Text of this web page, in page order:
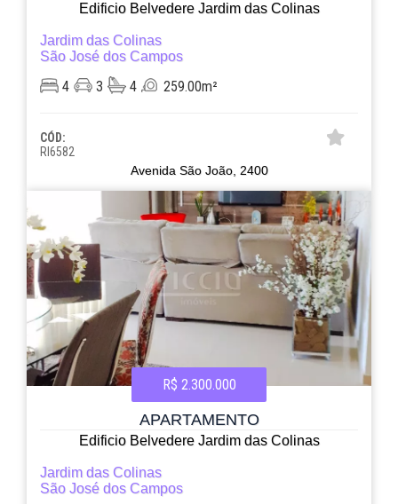
Edificio Belvedere Jardim das Colinas
Jardim das Colinas
São José dos Campos
4 3 4 259.00m²
CÓD:
RI6582
Avenida São João, 2400
R$ 2.300.000
APARTAMENTO
Edificio Belvedere Jardim das Colinas
Jardim das Colinas
São José dos Campos